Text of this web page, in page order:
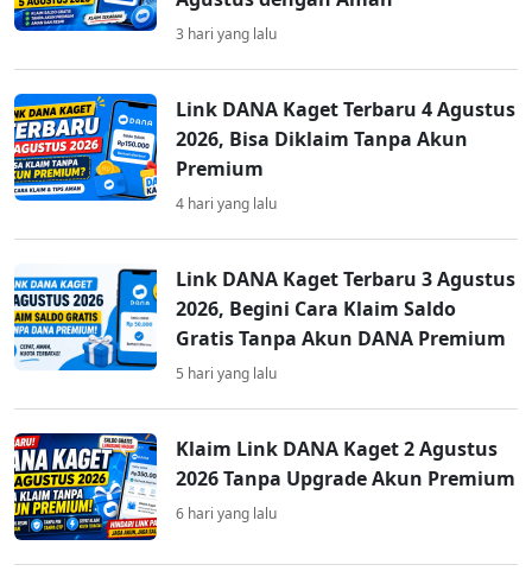
3 hari yang lalu
Link DANA Kaget Terbaru 4 Agustus
2026, Bisa Diklaim Tanpa Akun
Premium
4 hari yang lalu
Link DANA Kaget Terbaru 3 Agustus
2026, Begini Cara Klaim Saldo
Gratis Tanpa Akun DANA Premium
5 hari yang lalu
Klaim Link DANA Kaget 2 Agustus
2026 Tanpa Upgrade Akun Premium
6 hari yang lalu